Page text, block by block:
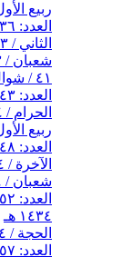
ربيع الأول /
العدد: ٣٦ / جمادي الأول / ١٤٣٣ هـ
الثاني / ١٤٣٣ هـ
شعبان / ١٤٣٣ هـ
٤١ / شوال / ١٤٣٣ هـ
العدد: ٤٣ / ذي الحجة / ١٤٣٣ هـ
الحرام / ١٤٣٤ هـ
ربيع الأول /
العدد: ٤٨ / جمادى الأولى / ١٤٣٤ هـ
الآخرة / ١٤٣٤ هـ
شعبان / ١٤٣٤ هـ
العدد: ٥٢ / شهر رمضان / ١٤٣٤ هـ
١٤٣٤ هـ
الحجة / ١٤٣٤ هـ
العدد: ٥٧ / صفر / ١٤٣٥ هـ